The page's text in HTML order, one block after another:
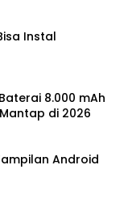
Instal
8.000 mAh
di 2026
Android